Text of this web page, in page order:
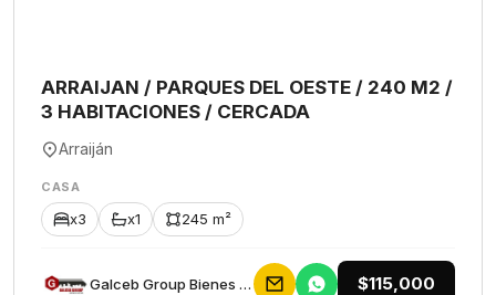
ARRAIJAN / PARQUES DEL OESTE / 240 M2 /
3 HABITACIONES / CERCADA
Arraiján
CASA
x3 x1 245 m²
Galceb Group Bienes Raices $115,000